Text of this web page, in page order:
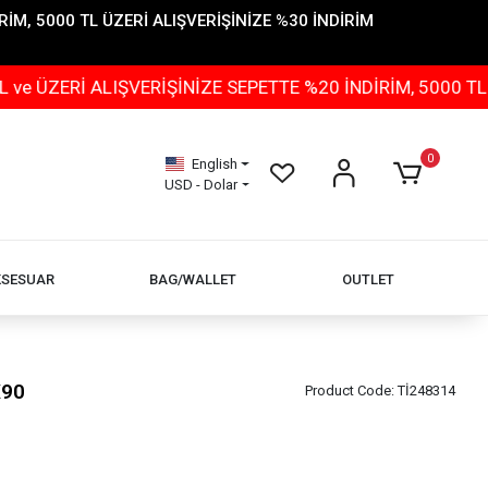
5000 TL ÜZERİ ALIŞVERİŞİNİZE %30 İNDİRİM
SEPETTE %20 İNDİRİM, 5000 TL ÜZERİ
English
USD - Dolar
0
BAG/WALLET OUTLET
Product Code:Tİ248314